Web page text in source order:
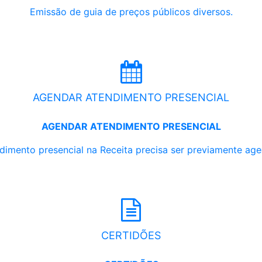
Emissão de guia de preços públicos diversos.
AGENDAR ATENDIMENTO PRESENCIAL
AGENDAR ATENDIMENTO PRESENCIAL
presencial na Receita precisa ser previamente
CERTIDÕES